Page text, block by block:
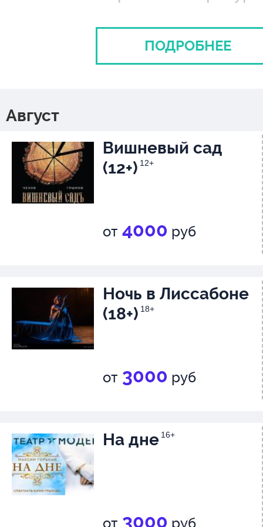
сцены курения и
Курение и алкоголь вредят
здоровью!
ПОДРОБНЕЕ
Август
Вишневый сад
(12+) 12+
от 4000 руб
Ночь в Лиссабоне
(18+) 18+
от 3000 руб
На дне 16+
от 3000 руб